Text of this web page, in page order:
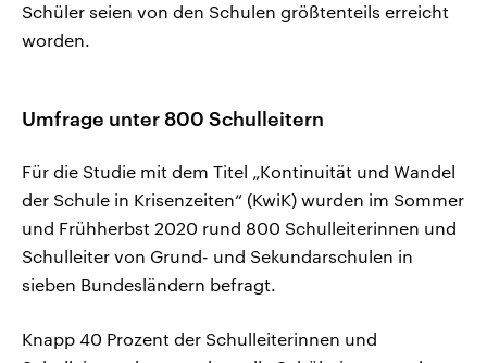
Schüler seien von den Schulen größtenteils erreicht
worden.
Umfrage unter 800 Schulleitern
Für die Studie mit dem Titel „Kontinuität und Wandel
der Schule in Krisenzeiten“ (KwiK) wurden im Sommer
und Frühherbst 2020 rund 800 Schulleiterinnen und
Schulleiter von Grund- und Sekundarschulen in
sieben Bundesländern befragt.
Knapp 40 Prozent der Schulleiterinnen und